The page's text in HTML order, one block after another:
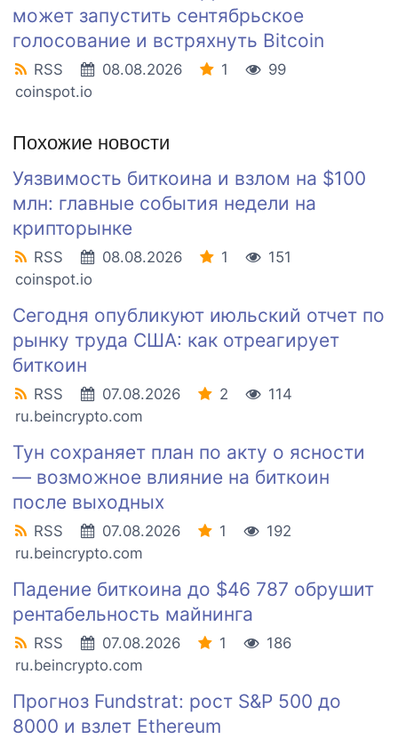
может запустить сентябрьское
голосование и встряхнуть Bitcoin
RSS 08.08.2026 1
99
coinspot.io
Похожие новости
Уязвимость биткоина и взлом на $100
млн: главные события недели на
крипторынке
RSS 08.08.2026 1
151
coinspot.io
Сегодня опубликуют июльский отчет по
рынку труда США: как отреагирует
биткоин
RSS 07.08.2026 2
114
ru.beincrypto.com
Тун сохраняет план по акту о ясности
— возможное влияние на биткоин
после выходных
RSS 07.08.2026 1
192
ru.beincrypto.com
Падение биткоина до $46 787 обрушит
рентабельность майнинга
RSS 07.08.2026 1
186
ru.beincrypto.com
Прогноз Fundstrat: рост S&P 500 до
8000 и взлет Ethereum